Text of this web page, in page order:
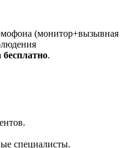
(монитор+вызывная
бесплатно.
специалисты.